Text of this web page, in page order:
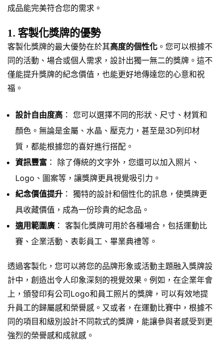
成品能完美符合您的需求。
1. 客製化獎牌的優勢
客製化獎牌的最大優勢在於其高度的個性化 。您可以根據不
同的活動、場合或個人需求，設計出獨一無二的獎牌。這不
僅能提升獎牌的紀念價值，也能更好地傳達您的心意和祝
福。
設計自由度高 ： 您可以選擇不同的形狀、尺寸、材質和
顏色。無論是金屬、水晶、壓克力，甚至是3D列印材
質，都能根據您的喜好進行搭配。
資訊豐富 ： 除了傳統的文字外，您還可以加入照片、
Logo、圖案等，讓獎牌更具視覺吸引力。
紀念價值提升 ： 獨特的設計和個性化的訊息，使獎牌更
具收藏價值，成為一份珍貴的紀念品。
適用範圍廣 ： 客製化獎牌可用於各種場合，包括運動比
賽、企業活動、表彰員工、畢業典禮等。
透過客製化，您可以將您的品牌形象或活動主題融入獎牌設
計中，創造出令人印象深刻的視覺效果。例如，在企業年會
上，頒發印有公司Logo和員工照片的獎牌，可以有效地提
升員工的歸屬感和榮譽感。又或者，在運動比賽中，根據不
同的項目和級別設計不同款式的獎牌，能讓參與者感受到更
強烈的榮譽感和成就感。